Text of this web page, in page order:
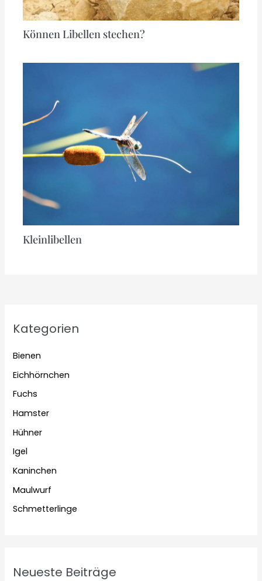
Können Libellen stechen?
Kleinlibellen
Kategorien
Bienen
Eichhörnchen
Fuchs
Hamster
Hühner
Igel
Kaninchen
Maulwurf
Schmetterlinge
Neueste Beiträge